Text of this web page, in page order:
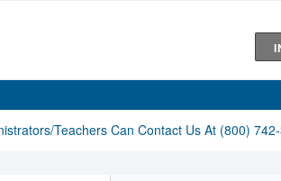
Teachers Can Contact Us At (800)